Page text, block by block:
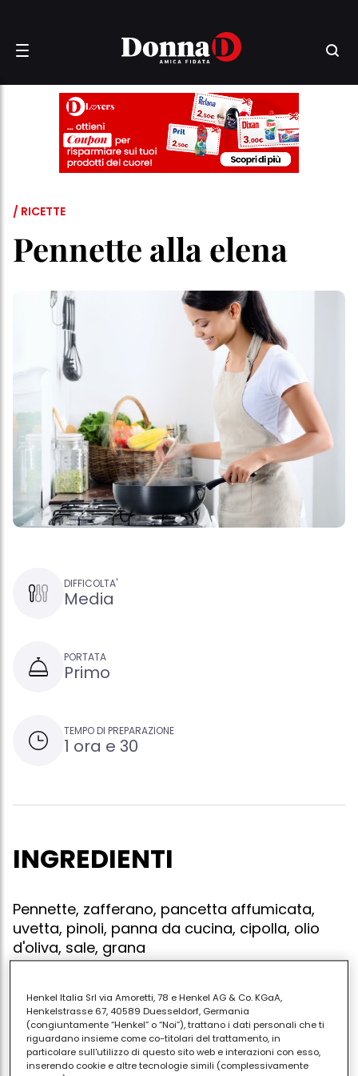
/ RICETTE
Pennette alla elena
DIFFICOLTA'
Media
PORTATA
Primo
TEMPO DI PREPARAZIONE
1 ora e 30
INGREDIENTI
Pennette, zafferano, pancetta affumicata,
uvetta, pinoli, panna da cucina, cipolla, olio
d'oliva, sale, grana
In una padella soffriggere la cipolla con la pancetta
a cubetti,aggiungere uvetta e pinoli e cuocere 10
minuti a fuoco lento. aggiungere lo zafferano e la
Henkel Italia Srl via Amoretti, 78 e Henkel AG & Co. KGaA,
Henkelstrasse 67, 40589 Duesseldorf, Germania
(congiuntamente “Henkel” o “Noi”), trattano i dati personali che ti
riguardano insieme come co-titolari del trattamento, in
particolare sull'utilizzo di questo sito web e interazioni con esso,
inserendo cookie e altre tecnologie simili (complessivamente